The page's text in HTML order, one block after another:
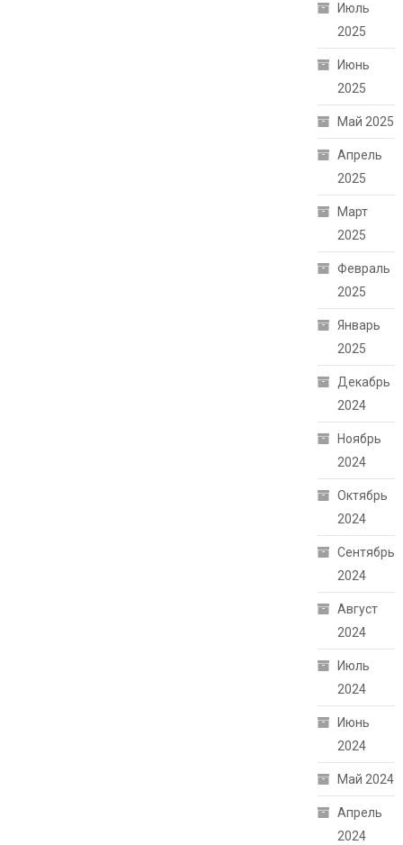
Июль
2025
Июнь
2025
Май 2025
Апрель
2025
Март
2025
Февраль
2025
Январь
2025
Декабрь
2024
Ноябрь
2024
Октябрь
2024
Сентябрь
2024
Август
2024
Июль
2024
Июнь
2024
Май 2024
Апрель
2024